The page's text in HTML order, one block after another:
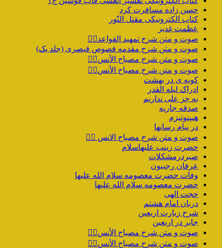
حسن زاده مسافرت کرد
کتاب الکترونیکی مقتل النّور
عظمت غدیر
صوت و متن شرح تمهید القواعد۱️⃣
صوت و متن شرح مقدمه فصوص قیصری (جلد یک)
صوت و متن شرح مصباح الأنس۷️⃣
صوت و متن شرح مصباح الأنس۶️⃣
کوبه ی در بهشت
ادراک لیله القدر
به جز علی نداریم
صدقه جاریه
هیپنوتیزم
در پیام رسانها
صوت و متن شرح مصباح الانس ۵️⃣
حضرت زینب علیهاسلام
صبردرمشکلات
عرفان رجبیون
وفات حضرت معصومه سلام الله علیها
حضرت معصومه سلام الله علیها
حجت الهی
دربان امام هشتم
شرح زیارت اربعین
جابر در اربعین
صوت و متن شرح مصباح الأنس۴️⃣
صوت و متن شرح مصباح الأنس۳️⃣